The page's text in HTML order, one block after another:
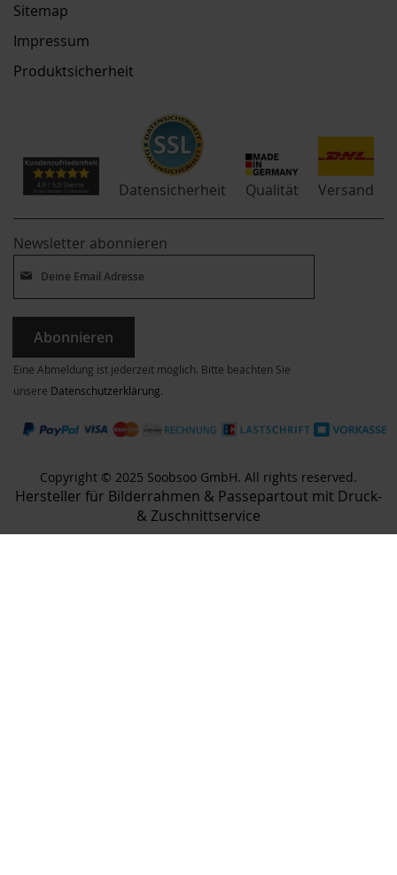
Sitemap
Impressum
Produktsicherheit
Datensicherheit Qualität Versand
Newsletter abonnieren
Abonnieren
Eine Abmeldung ist jederzeit möglich. Bitte beachten Sie
unsere Datenschutzerklärung.
Copyright © 2025 Soobsoo GmbH. All rights reserved.
Hersteller für Bilderrahmen & Passepartout mit Druck-
& Zuschnittservice